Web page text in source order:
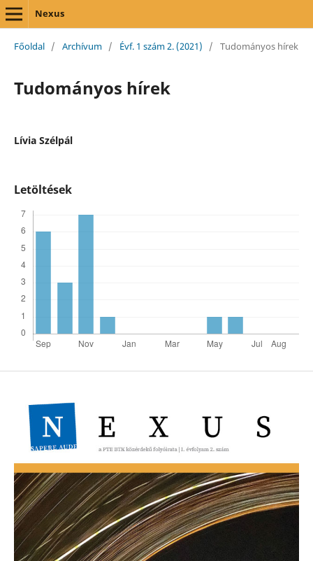
Nexus
Főoldal / Archívum / Évf. 1 szám 2. (2021) / Tudományos hírek
Tudományos hírek
Lívia Szélpál
Letöltések